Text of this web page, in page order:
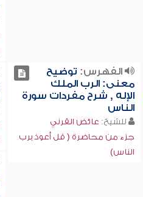
الفهرس: توضيح
معنى: الرب الملك
الإله , شرح مفردات سورة
الناس
للشيخ: عائض القرني
جزء من محاضرة ( قل أعوذ برب
الناس)